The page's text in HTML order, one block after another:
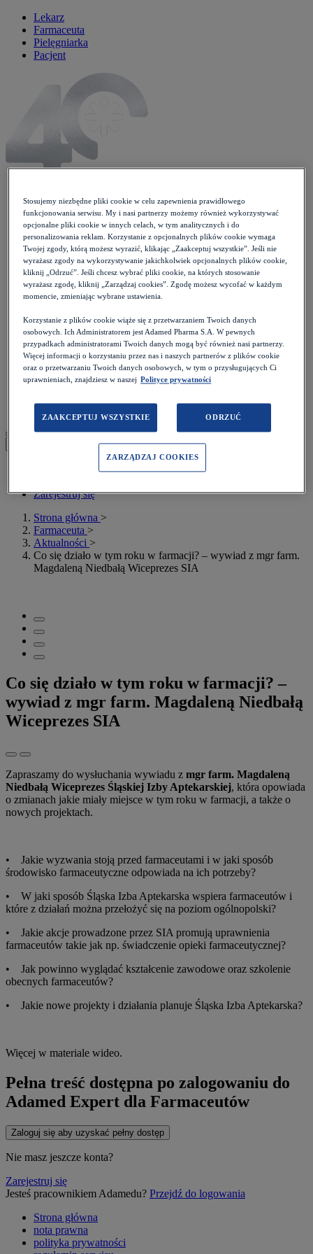
Lekarz
Farmaceuta
Pielęgniarka
Pacjent
Aktualności
Wiedza i praktyka
Opieka farmaceutyczna
Konsultacja farmaceutyczna
Konsultacja nowy lek
Drobne dolegliwości
Case study
Czerwone flagi
Wideo i wykłady
PODCASTY
Quizy
Konkursy
Webinary
Adamed dla Farmaceuty
Zarejestruj się
Strona główna >
Farmaceuta >
Aktualności >
Co się działo w tym roku w farmacji? – wywiad z mgr farm.
Magdaleną Niedbałą Wiceprezes SIA
Co się działo w tym roku w farmacji? –
wywiad z mgr farm. Magdaleną Niedbałą
Wiceprezes SIA
Zapraszamy do wysłuchania wywiadu z mgr farm. Magdaleną
Niedbałą Wiceprezes Śląskiej Izby Aptekarskiej, która opowiada
o zmianach jakie miały miejsce w tym roku w farmacji, a także o
nowych projektach.
• Jakie wyzwania stoją przed farmaceutami i w jaki sposób
środowisko farmaceutyczne odpowiada na ich potrzeby?
• W jaki sposób Śląska Izba Aptekarska wspiera farmaceutów i
które z działań można przełożyć się na poziom ogólnopolski?
• Jakie akcje prowadzone przez SIA promują uprawnienia
farmaceutów takie jak np. świadczenie opieki farmaceutycznej?
• Jak powinno wyglądać kształcenie zawodowe oraz szkolenie
obecnych farmaceutów?
• Jakie nowe projekty i działania planuje Śląska Izba Aptekarska?
Więcej w materiale wideo.
Pełna treść dostępna po zalogowaniu do
Adamed Expert dla Farmaceutów
Zaloguj się aby uzyskać pełny dostęp
Nie masz jeszcze konta?
Zarejestruj się
Jesteś pracownikiem Adamedu? Przejdź do logowania
Strona główna
nota prawna
polityka prywatności
Stosujemy niezbędne pliki cookie w celu zapewnienia prawidłowego
funkcjonowania serwisu. My i nasi partnerzy możemy również wykorzystywać
opcjonalne pliki cookie w innych celach, w tym analitycznych i do
personalizowania reklam. Korzystanie z opcjonalnych plików cookie wymaga
Twojej zgody, którą możesz wyrazić, klikając „Zaakceptuj wszystkie”. Jeśli nie
wyrażasz zgody na wykorzystywanie jakichkolwiek opcjonalnych plików cookie,
kliknij „Odrzuć”. Jeśli chcesz wybrać pliki cookie, na których stosowanie
wyrażasz zgodę, kliknij „Zarządzaj cookies”. Zgodę możesz wycofać w każdym
momencie, zmieniając wybrane ustawienia.
Korzystanie z plików cookie wiąże się z przetwarzaniem Twoich danych
osobowych. Ich Administratorem jest Adamed Pharma S.A. W pewnych
przypadkach administratorami Twoich danych mogą być również nasi partnerzy.
Więcej informacji o korzystaniu przez nas i naszych partnerów z plików cookie
oraz o przetwarzaniu Twoich danych osobowych, w tym o przysługujących Ci
uprawnieniach, znajdziesz w naszej Polityce prywatności
ZAAKCEPTUJ WSZYSTKIE ODRZUĆ
ZARZĄDZAJ COOKIES